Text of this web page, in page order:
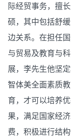
际经贸事务，擅
硕，其中包括舒
边关系。在担任
与贸易及教育与
展，李先生他坚
智体美全面素质
育，才可以培养
果，满足国家经
费，积极进行结